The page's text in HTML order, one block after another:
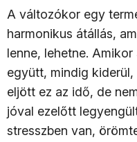
A változókor egy
harmonikus átállás,
lenne, lehetne.
együtt, mindig
eljött ez az idő, de
jóval ezelőtt
stresszben van,